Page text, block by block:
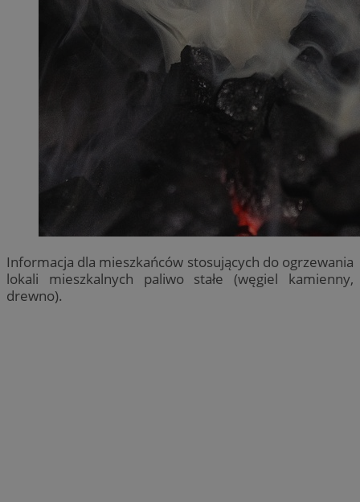
Informacja dla mieszkańców stosujących do ogrzewania
lokali mieszkalnych paliwo stałe (węgiel kamienny,
drewno).